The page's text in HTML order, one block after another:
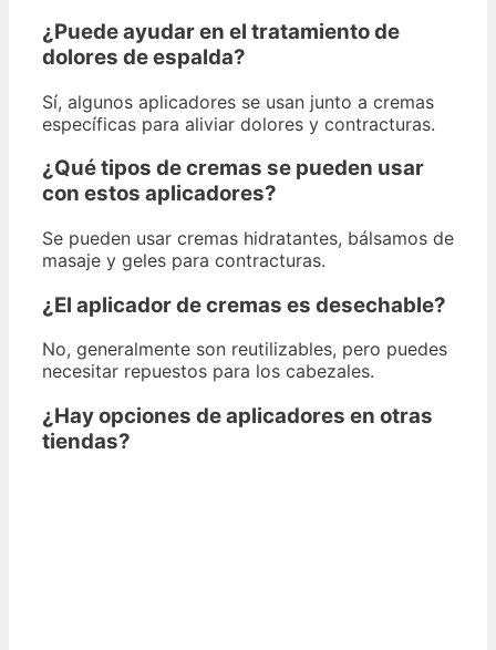
¿Puede ayudar en el tratamiento de
dolores de espalda?
Sí, algunos aplicadores se usan junto a cremas
específicas para aliviar dolores y contracturas.
¿Qué tipos de cremas se pueden usar
con estos aplicadores?
Se pueden usar cremas hidratantes, bálsamos de
masaje y geles para contracturas.
¿El aplicador de cremas es desechable?
No, generalmente son reutilizables, pero puedes
necesitar repuestos para los cabezales.
¿Hay opciones de aplicadores en otras
tiendas?